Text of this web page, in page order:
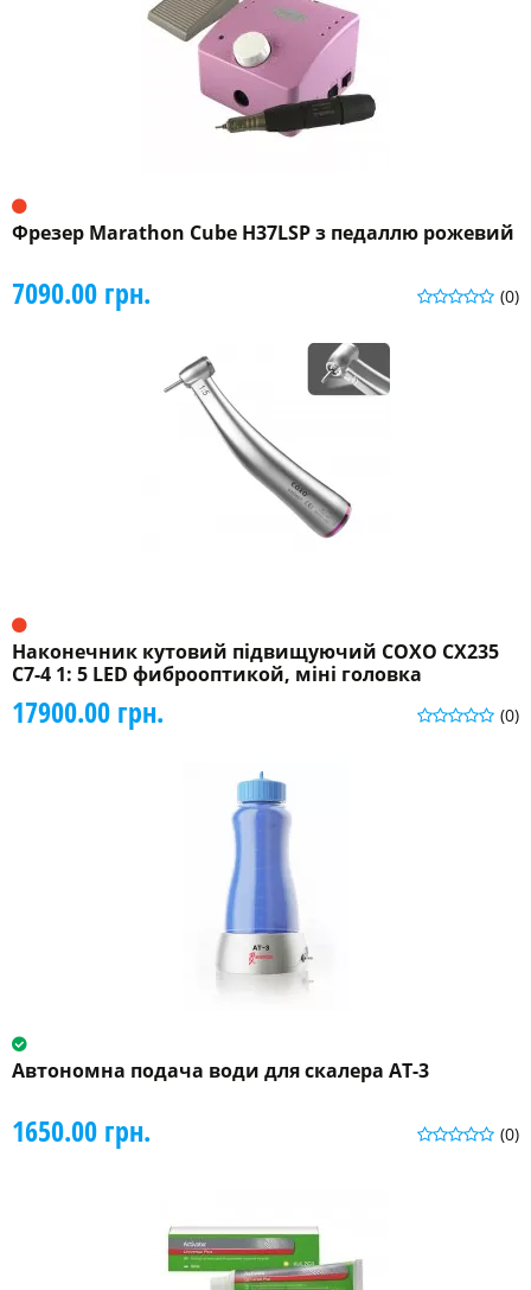
Фрезер Marathon Cube H37LSP з педаллю рожевий
(0)
7090.00 грн.
Наконечник кутовий підвищуючий COXO CX235
C7-4 1: 5 LED фиброоптикой, міні головка
(0)
17900.00 грн.
Автономна подача води для скалера AT-3
(0)
1650.00 грн.